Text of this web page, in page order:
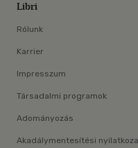
Libri
Rólunk
Karrier
Impresszum
Társadalmi programok
Adományozás
Akadálymentesítési